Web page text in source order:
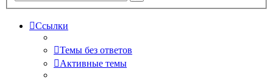
Ссылки
Темы без ответов
Активные темы